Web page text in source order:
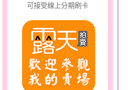
可接受線上分期刷卡